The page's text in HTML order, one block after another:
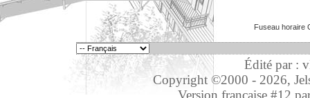
Fuseau horaire
Édité par :
Copyright ©2000 - 2026,
Version française #12